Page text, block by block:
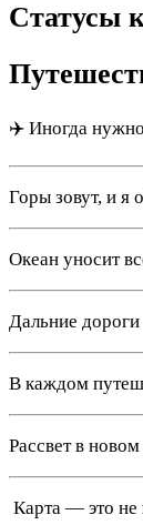
Статусы
✈️ Иногда нужно
Горы зовут, и я
Океан уносит
Дальние
В каждом
Рассвет в
Карта — это не